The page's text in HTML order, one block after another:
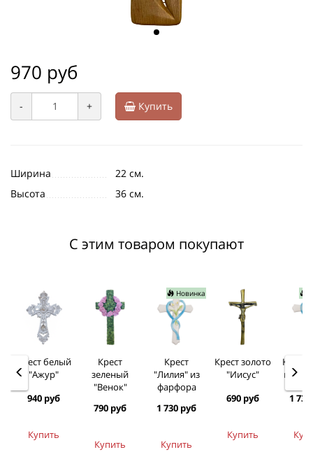
970 руб
- + Купить
Ширина
22 см.
Высота
36 см.
С этим товаром покупают
Крест белый
"Ажур"
940 руб
Купить
Крест
зеленый
"Венок"
790 руб
Купить
Новинка
Крест
"Лилия" из
фарфора
1 730 руб
Купить
Крест золото
"Иисус"
690 руб
Купить
Крест
из
1